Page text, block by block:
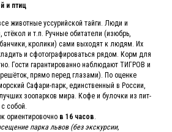
и птиц
животные уссурийской тайги. Люди и
и т.п. Ручные обитатели (изюбрь,
кролики) сами выходят к людям. Их
и сфотографироваться рядом. Корм для
Гости гарантированно наблюдают ТИГРОВ и
прямо перед глазами). По оценке
Сафари-парк, единственный в России,
зоопарков мира. Кофе и булочки из пит-
собой.
ориентировочно в 16 часов
парка львов (без экскурсии,